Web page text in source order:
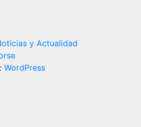
y Actualidad
WordPress